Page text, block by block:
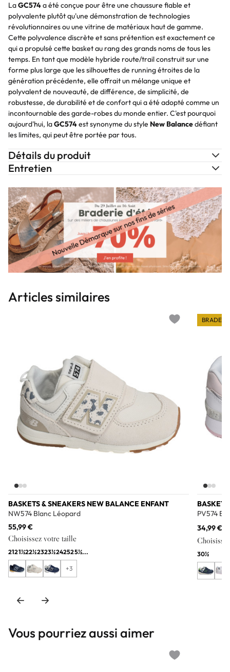
LaGC574a été conçue pour être une chaussure fiable et
polyvalente plutôt qu'une démonstration de technologies
révolutionnaires ou une vitrine de matériaux haut de gamme.
Cette polyvalence discrète et sans prétention est exactement ce
qui a propulsé cette basket au rang des grands noms de tous les
temps. En tant que modèle hybride route/trail construit sur une
forme plus large que les silhouettes de running étroites de la
génération précédente, elle offrait un mélange unique et
polyvalent de nouveauté, de différence, de simplicité, de
robustesse, de durabilité et de confort qui a été adopté comme un
incontournable des garde-robes du monde entier. C'est pourquoi
aujourd'hui, laGC574est synonyme du style New Balancedéfiant
les limites, qui peut être portée par tous.
Détails du produit
Entretien
Articles similaires
BASKETS & SNEAKERS NEW BALANCE ENFANT
NW574 Blanc Léopard
55,99 €
Choisissez votre taille
2121½22½2323½242525½...
+3
PV574
34,99 €
30½
Vous pourriez aussi aimer